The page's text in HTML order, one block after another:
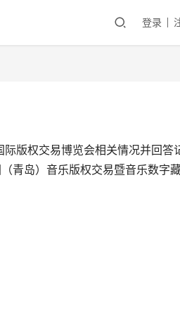
登录
版权交易博览会相关情况并回答
青岛）音乐版权交易暨音乐数字